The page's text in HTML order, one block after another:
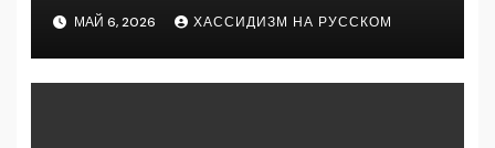
МАЙ 6, 2026 ХАССИДИЗМ НА РУССКОМ